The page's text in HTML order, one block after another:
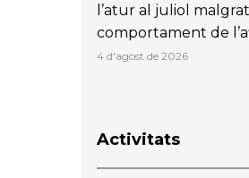
l’atur al juliol
comportament de
4 d'agost de 2026
Activitats